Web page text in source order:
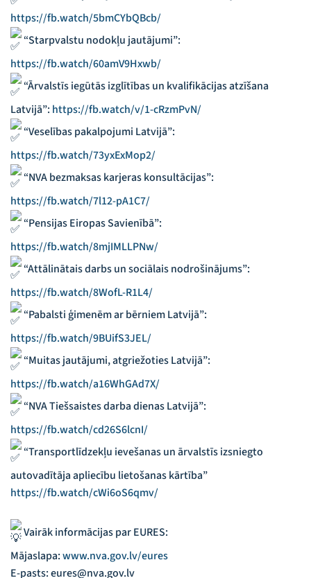
https://fb.watch/5bmCYbQBcb/
“Starpvalstu nodokļu jautājumi”:
https://fb.watch/60amV9Hxwb/
“Ārvalstīs iegūtās izglītības un kvalifikācijas atzīšana
Latvijā”: https://fb.watch/v/1-cRzmPvN/
“Veselības pakalpojumi Latvijā”:
https://fb.watch/73yxExMop2/
“NVA bezmaksas karjeras konsultācijas”:
https://fb.watch/7l12-pA1C7/
“Pensijas Eiropas Savienībā”:
https://fb.watch/8mjIMLLPNw/
“Attālinātais darbs un sociālais nodrošinājums”:
https://fb.watch/8WofL-R1L4/
“Pabalsti ģimenēm ar bērniem Latvijā”:
https://fb.watch/9BUifS3JEL/
“Muitas jautājumi, atgriežoties Latvijā”:
https://fb.watch/a16WhGAd7X/
“NVA Tiešsaistes darba dienas Latvijā”:
https://fb.watch/cd26S6lcnI/
“Transportlīdzekļu ievešanas un ārvalstīs izsniegto
autovadītāja apliecību lietošanas kārtība”
https://fb.watch/cWi6oS6qmv/
Vairāk informācijas par EURES:
Mājaslapa:www.nva.gov.lv/eures
E-pasts: eures@nva.gov.lv